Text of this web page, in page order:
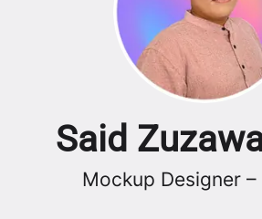
Said
Mockup Designer –